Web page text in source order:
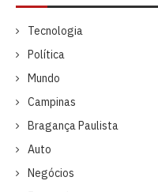
Tecnologia
Política
Mundo
Campinas
Bragança Paulista
Auto
Negócios